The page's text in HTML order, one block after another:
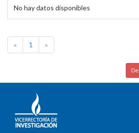
No hay datos disponibles
« 1 »